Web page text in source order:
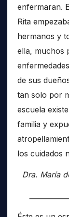
enfermaran.
Rita
hermanos y
ella, muchos
de sus
tan solo por
escuela
familia y
los cuidados
Dra. María